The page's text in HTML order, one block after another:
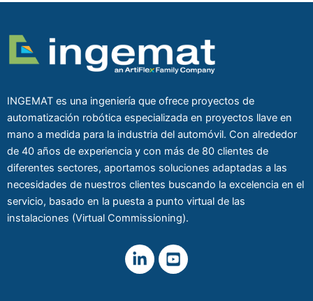
INGEMAT es una ingeniería que ofrece proyectos de
automatización robótica especializada en proyectos llave en
mano a medida para la industria del automóvil. Con alrededor
de 40 años de experiencia y con más de 80 clientes de
diferentes sectores, aportamos soluciones adaptadas a las
necesidades de nuestros clientes buscando la excelencia en el
servicio, basado en la puesta a punto virtual de las
instalaciones (Virtual Commissioning).